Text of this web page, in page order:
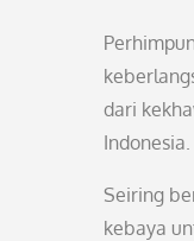
dari
Indonesia.
Seiring
kebaya